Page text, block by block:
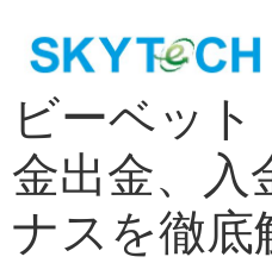
ビーベット
金出金、入
ナスを徹底